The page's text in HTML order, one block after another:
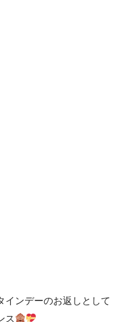
インデーのお返しとして
ス